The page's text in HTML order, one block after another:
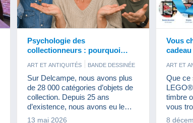
Psychologie des
collectionneurs : pourquoi
collectionnons-nous ?
ART ET ANTIQUITÉS
BANDE DESSINÉE
BISTROT ET ALIMENTATION
CARTES POSTALES
CINÉMA
JEUX
MILITARIA
MONNAIES & BILLETS
PARFUMS
PUBLICITÉ
TIMBRES
Sur Delcampe, nous avons plus
de 28 000 catégories d’objets de
collection. Depuis 25 ans
d’existence, nous avons eu le
temps de faire le tour des salons
13 mai 2026
Vous
ART ET
Que ce
timbre
vous
présent
8